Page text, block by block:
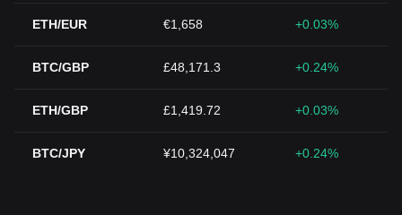
ETH/EUR €1,658 +0.03%
BTC/GBP £48,171.3 +0.24%
ETH/GBP £1,419.72 +0.03%
BTC/JPY ¥10,324,047 +0.24%